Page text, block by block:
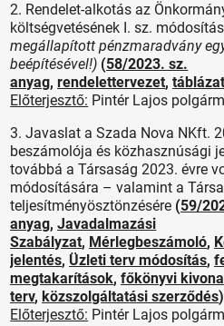
2. Rendelet-alkotás az
költségvetésének I. sz.
megállapított pénzmaradvány
beépítésével!) (58/2023. sz.
anyag,rendelettervezet,
Előterjesztő: Pintér Lajos
3. Javaslat a Szada Nova NKft.
beszámolója és közhasznúsági
továbbá a Társaság 2023. évre
módosítására – valamint a
teljesítményösztönzésére (59/
anyag,Javadalmazási
Szabályzat, Mérlegbeszámoló,
jelentés, Üzleti terv módosítás,
megtakarítások,főkönyvi
terv, közszolgáltatási szerződés)
Előterjesztő: Pintér Lajos